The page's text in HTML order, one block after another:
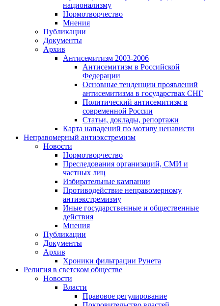
национализму
Нормотворчество
Мнения
Публикации
Документы
Архив
Антисемитизм 2003-2006
Антисемитизм в Российской
Федерации
Основные тенденции проявлений
антисемитизма в государствах СНГ
Политический антисемитизм в
современной России
Статьи, доклады, репортажи
Карта нападений по мотиву ненависти
Неправомерный антиэкстремизм
Новости
Нормотворчество
Преследования организаций, СМИ и
частных лиц
Избирательные кампании
Противодействие неправомерному
антиэкстремизму
Иные государственные и общественные
действия
Мнения
Публикации
Документы
Архив
Хроники фильтрации Рунета
Религия в светском обществе
Новости
Власти
Правовое регулирование